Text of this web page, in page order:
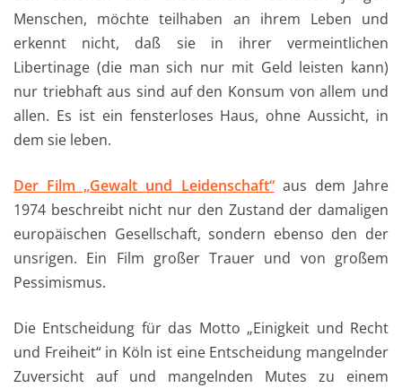
Menschen, möchte teilhaben an ihrem Leben und
erkennt nicht, daß sie in ihrer vermeintlichen
Libertinage (die man sich nur mit Geld leisten kann)
nur triebhaft aus sind auf den Konsum von allem und
allen. Es ist ein fensterloses Haus, ohne Aussicht, in
dem sie leben.
Der Film „Gewalt und Leidenschaft“aus dem Jahre
1974 beschreibt nicht nur den Zustand der damaligen
europäischen Gesellschaft, sondern ebenso den der
unsrigen. Ein Film großer Trauer und von großem
Pessimismus.
Die Entscheidung für das Motto „Einigkeit und Recht
und Freiheit“ in Köln ist eine Entscheidung mangelnder
Zuversicht auf und mangelnden Mutes zu einem